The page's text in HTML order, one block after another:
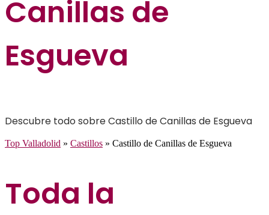
Canillas de
Esgueva
Descubre todo sobre Castillo de Canillas de Esgueva
Top Valladolid » Castillos » Castillo de Canillas de Esgueva
Toda la